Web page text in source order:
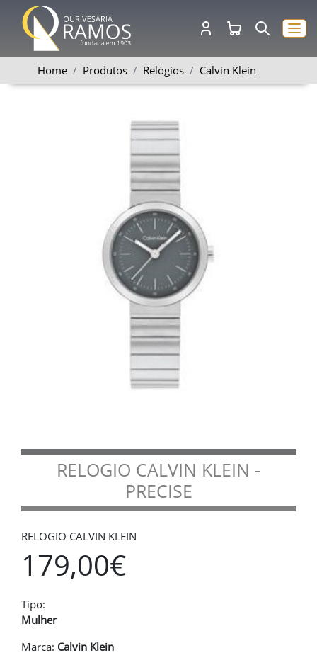
Home Produtos Relógios Calvin Klein
RELOGIO CALVIN KLEIN -
PRECISE
RELOGIO CALVIN KLEIN
179,00€
Tipo:
Mulher
Marca: Calvin Klein